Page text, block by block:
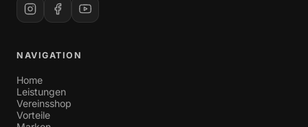
NAVIGATION
Home
Leistungen
Vereinsshop
Vorteile